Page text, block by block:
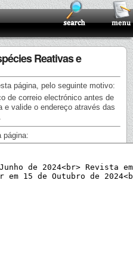
Reativas e
página, pelo seguinte motivo:
de correio electrónico antes de
e valide o endereço através das
página: